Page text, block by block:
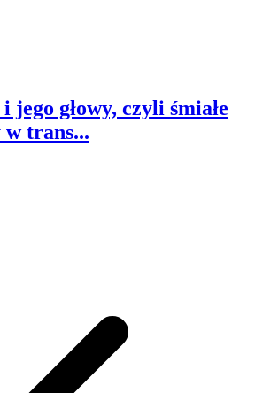
głowy, czyli śmiałe
w trans...